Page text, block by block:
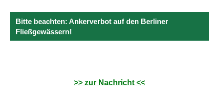
Bitte beachten: Ankerverbot auf den Berliner
Fließgewässern!
>> zur Nachricht <<